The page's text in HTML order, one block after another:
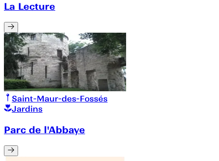
La Lecture
Saint-Maur-des-Fossés
Jardins
Parc de l'Abbaye